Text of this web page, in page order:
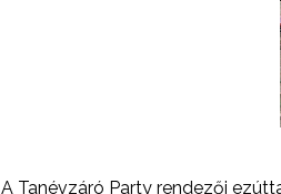
A Tanévzáró Party rendezői